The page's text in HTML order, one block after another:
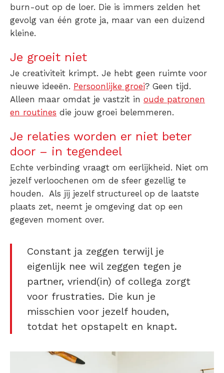
burn-out op de loer. Die is immers zelden het
gevolg van één grote ja, maar van een duizend
kleine.
Je groeit niet
Je creativiteit krimpt. Je hebt geen ruimte voor
nieuwe ideeën. Persoonlijke groei? Geen tijd.
Alleen maar omdat je vastzit in oude patronen
en routines die jouw groei belemmeren.
Je relaties worden er niet beter
door – in tegendeel
Echte verbinding vraagt om eerlijkheid. Niet om
jezelf verloochenen om de sfeer gezellig te
houden. Als jij jezelf structureel op de laatste
plaats zet, neemt je omgeving dat op een
gegeven moment over.
Constant ja zeggen terwijl je
eigenlijk nee wil zeggen tegen je
partner, vriend(in) of collega zorgt
voor frustraties. Die kun je
misschien voor jezelf houden,
totdat het opstapelt en knapt.